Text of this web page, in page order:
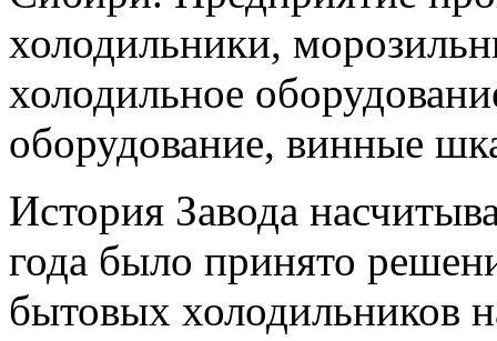
холодильники,
холодильное
оборудование, винные
История Завода
года было принято
бытовых холодильников